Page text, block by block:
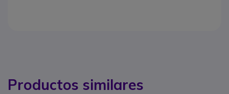
Productos similares